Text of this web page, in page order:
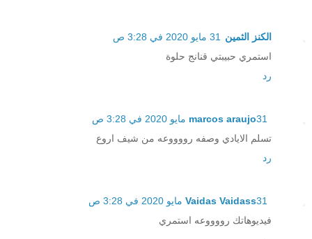
الكنز الثمين
31 مايو 2020 في 3:28 ص
استمري حبيبتي قنانج حلوة
رد
marcos araujo31 مايو 2020 في 3:28 ص
تسلم الايادي وصفه رووووعه من شيف اروع
رد
Vaidas Vaidass31 مايو 2020 في 3:28 ص
فيديوهاتك رووووعه استمري